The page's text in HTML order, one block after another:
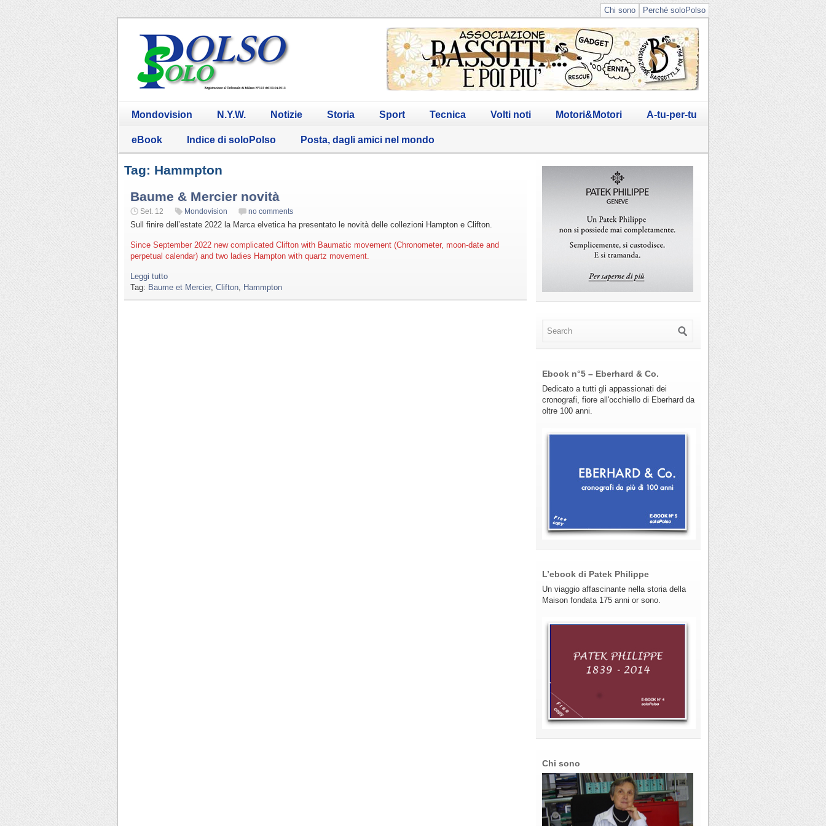
Perché soloPolso
Chi sono
Mondovision N.Y.W. Notizie Storia Sport Tecnica Volti noti Motori&Motori A-tu-per-tu
eBook Indice di soloPolso Posta, dagli amici nel mondo
Tag: Hammpton
Baume & Mercier novità
Set. 12 Mondovision no comments
Sull finire dell’estate 2022 la Marca elvetica ha presentato le novità delle collezioni Hampton e Clifton.
Since September 2022 new complicated Clifton with Baumatic movement (Chronometer, moon-date and
perpetual calendar) and two ladies Hampton with quartz movement.
Leggi tutto
Tag: Baume et Mercier, Clifton Hammpton
Ebook n°5 – Eberhard & Co.
Dedicato a tutti gli appassionati dei
cronografi, fiore all'occhiello di Eberhard da
oltre 100 anni.
L’ebook di Patek Philippe
Un viaggio affascinante nella storia della
Maison fondata 175 anni or sono.
Chi sono